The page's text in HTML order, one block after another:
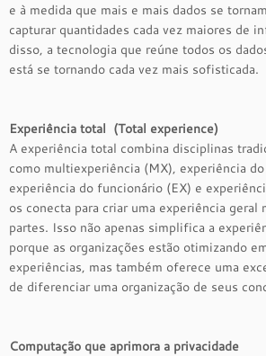
e à medida que mais e mais dados se
capturar quantidades cada vez maiores de
disso, a tecnologia que reúne todos os
está se tornando cada vez mais sofisticada.
Experiência total (Total experience)
A experiência total combina disciplinas
como multiexperiência (MX), experiência
experiência do funcionário (EX) e
os conecta para criar uma experiência geral
partes. Isso não apenas simplifica a
porque as organizações estão otimizando
experiências, mas também oferece uma
de diferenciar uma organização de seus
Computação que aprimora a privacidade